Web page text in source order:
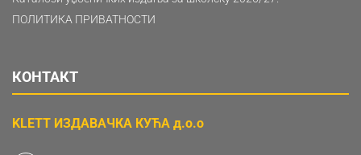
ПОЛИТИКА ПРИВАТНОСТИ
КОНТАКТ
KLETT ИЗДАВАЧКА КУЋА д.о.о